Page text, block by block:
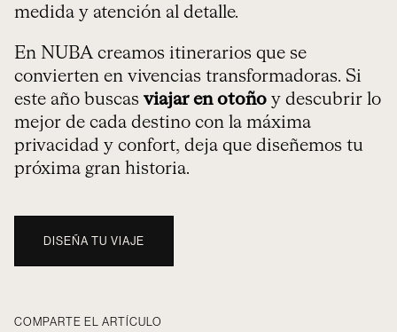
medida y atención al detalle.
En NUBA creamos itinerarios que se
convierten en vivencias transformadoras. Si
este año buscas viajar en otoño y descubrir lo
mejor de cada destino con la máxima
privacidad y confort, deja que diseñemos tu
próxima gran historia.
DISEÑA TU VIAJE
COMPARTE EL ARTÍCULO